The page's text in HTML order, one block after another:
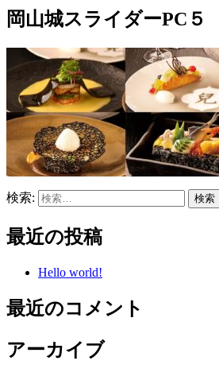
岡山城スライダーPC５
検索:
最近の投稿
Hello world!
最近のコメント
アーカイブ